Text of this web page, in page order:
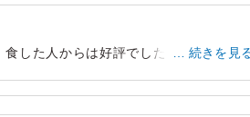
した人からは好評でした。 おかずに
続きを見